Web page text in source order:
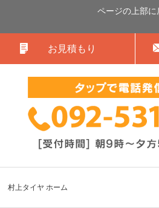
ページの上部に
お見積もり
村上タイヤ ホーム